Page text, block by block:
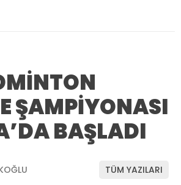
ŞAMPİYONASI
BAŞLADI
TÜM YAZILARI